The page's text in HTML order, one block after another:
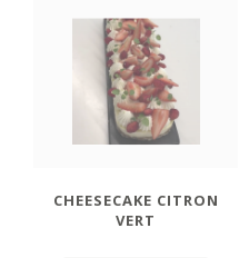
CHEESECAKE CITRON
VERT